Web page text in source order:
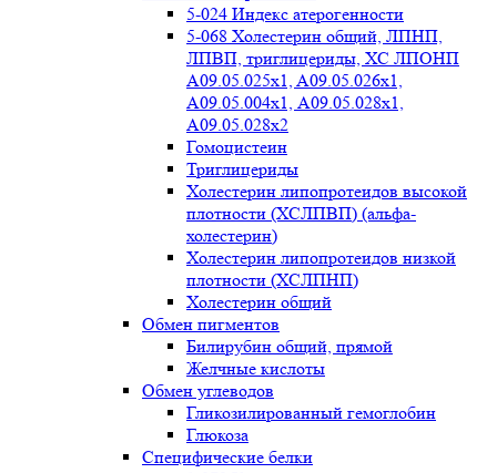
5-024 Индекс атерогенности
5-068 Холестерин общий, ЛПНП,
ЛПВП, триглицериды, ХС ЛПОНП
А09.05.025x1, A09.05.026х1,
А09.05.004х1, А09.05.028х1,
А09.05.028х2
Гомоцистеин
Триглицериды
Холестерин липопротеидов высокой
плотности (ХСЛПВП) (альфа-
холестерин)
Холестерин липопротеидов низкой
плотности (ХСЛПНП)
Холестерин общий
Обмен пигментов
Билирубин общий, прямой
Желчные кислоты
Обмен углеводов
Гликозилированный гемоглобин
Глюкоза
Специфические белки